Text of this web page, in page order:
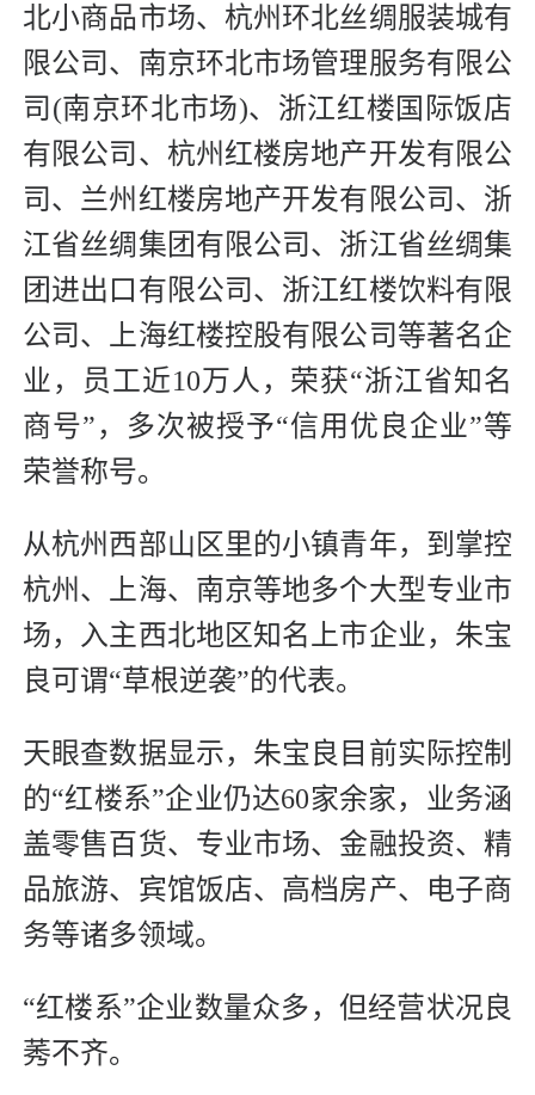
北小商品市场、杭州环北丝绸服装城有
限公司、南京环北市场管理服务有限公
司(南京环北市场)、浙江红楼国际饭店
有限公司、杭州红楼房地产开发有限公
司、兰州红楼房地产开发有限公司、浙
江省丝绸集团有限公司、浙江省丝绸集
团进出口有限公司、浙江红楼饮料有限
公司、上海红楼控股有限公司等著名企
业，员工近10万人，荣获“浙江省知名
商号”，多次被授予“信用优良企业”等
荣誉称号。
从杭州西部山区里的小镇青年，到掌控
杭州、上海、南京等地多个大型专业市
场，入主西北地区知名上市企业，朱宝
良可谓“草根逆袭”的代表。
天眼查数据显示，朱宝良目前实际控制
的“红楼系”企业仍达60家余家，业务涵
盖零售百货、专业市场、金融投资、精
品旅游、宾馆饭店、高档房产、电子商
务等诸多领域。
“红楼系”企业数量众多，但经营状况良
莠不齐。